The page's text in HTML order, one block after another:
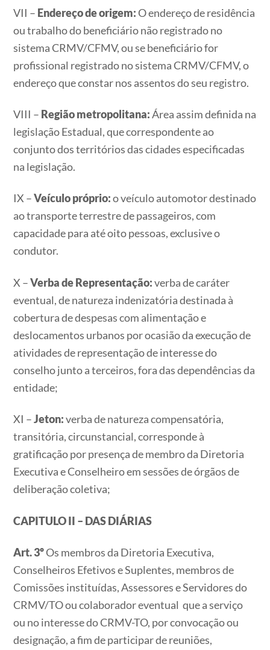
VII – Endereço de origem:O endereço de residência
ou trabalho do beneficiário não registrado no
sistema CRMV/CFMV, ou se beneficiário for
profissional registrado no sistema CRMV/CFMV, o
endereço que constar nos assentos do seu registro.
VIII – Região metropolitana:Área assim definida na
legislação Estadual, que correspondente ao
conjunto dos territórios das cidades especificadas
na legislação.
IX –Veículo próprio:o veículo automotor destinado
ao transporte terrestre de passageiros, com
capacidade para até oito pessoas, exclusive o
condutor.
X –Verba de Representação:verba de caráter
eventual, de natureza indenizatória destinada à
cobertura de despesas com alimentação e
deslocamentos urbanos por ocasião da execução de
atividades de representação de interesse do
conselho junto a terceiros, fora das dependências da
entidade;
XI –Jeton:verba de natureza compensatória,
transitória, circunstancial, corresponde à
gratificação por presença de membro da Diretoria
Executiva e Conselheiro em sessões de órgãos de
deliberação coletiva;
CAPITULO II – DAS DIÁRIAS
Art. 3ºOs membros da Diretoria Executiva,
Conselheiros Efetivos e Suplentes, membros de
Comissões instituídas, Assessores e Servidores do
CRMV/TO ou colaborador eventual que a serviço
ou no interesse do CRMV-TO, por convocação ou
designação, a fim de participar de reuniões,